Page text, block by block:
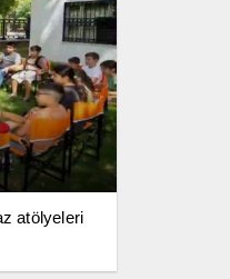
atölyeleri